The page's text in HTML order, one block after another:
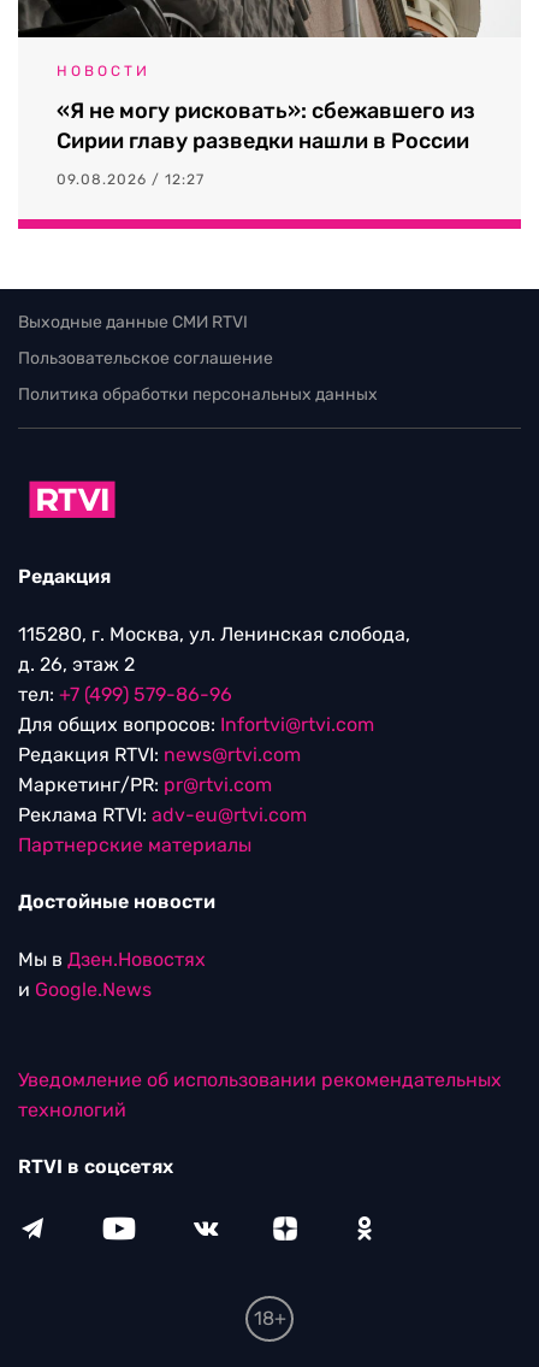
НОВОСТИ
«Я не могу рисковать»: сбежавшего из
Сирии главу разведки нашли в России
09.08.2026 / 12:27
Выходные данные СМИ RTVI
Пользовательское соглашение
Политика обработки персональных данных
Редакция
115280, г. Москва, ул. Ленинская слобода,
д. 26, этаж 2
тел: +7 (499) 579-86-96
Для общих вопросов: Infortvi@rtvi.com
Редакция RTVI: news@rtvi.com
Маркетинг/PR: pr@rtvi.com
Реклама RTVI: adv-eu@rtvi.com
Партнерские материалы
Достойные новости
Мы в Дзен.Новостях
и Google.News
Уведомление об использовании рекомендательных
технологий
RTVI в соцсетях
18+